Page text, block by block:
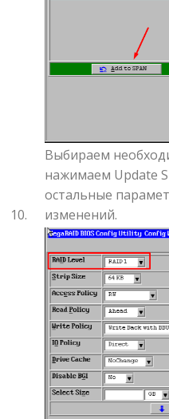
Выбираем
нажимаем Update
остальные
изменений.